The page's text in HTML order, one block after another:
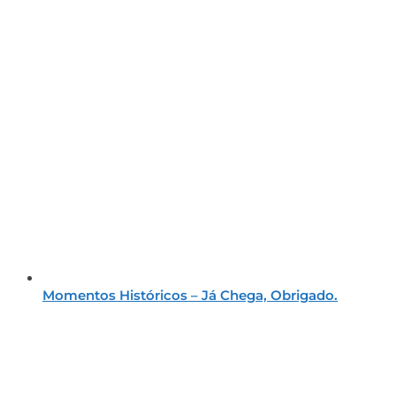
Momentos Históricos – Já Chega, Obrigado.